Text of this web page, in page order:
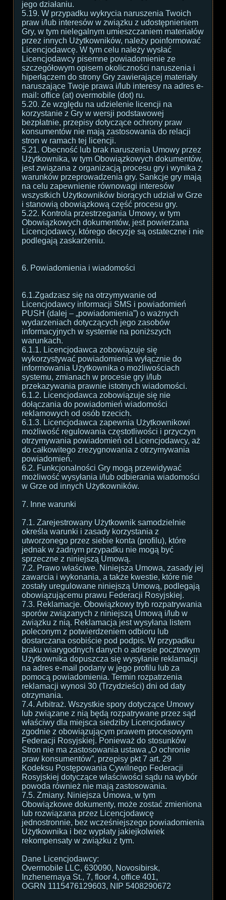
jego działaniu.
5.19. W przypadku wykrycia naruszenia Twoich
praw i/lub interesów w związku z udostępnieniem
Gry, w tym nielegalnym umieszczaniem materiałów
przez innych Użytkowników, należy poinformować
Licencjodawcę. W tym celu należy wysłać
Licencjodawcy pisemne powiadomienie ze
szczegółowym opisem okoliczności naruszenia i
hiperłączem do strony Gry zawierającej materiały
naruszające Twoje prawa i/lub interesy na adres e-
mail: office (at) overmobile (dot) ru.
5.20. Ze względu na udzielenie licencji na
korzystanie z Gry w wersji podstawowej
bezpłatnie, przepisy dotyczące ochrony praw
konsumentów nie mają zastosowania do relacji
stron w ramach tej licencji.
5.21. Obecność lub brak naruszenia Umowy przez
Użytkownika, w tym Obowiązkowych dokumentów,
jest związana z organizacją procesu gry i wynika z
warunków przeprowadzenia gry. Sankcje gry mają
na celu zapewnienie równowagi interesów
wszystkich Użytkowników biorących udział w Grze
i stanowią obowiązkową część procesu gry.
5.22. Kontrola przestrzegania Umowy, w tym
Obowiązkowych dokumentów, jest powierzana
Licencjodawcy, którego decyzje są ostateczne i nie
podlegają zaskarżeniu.
6. Powiadomienia i wiadomości
6.1.Zgadzasz się na otrzymywanie od
Licencjodawcy informacji SMS i powiadomień
PUSH (dalej – „powiadomienia”) o ważnych
wydarzeniach dotyczących jego zasobów
informacyjnych w systemie na poniższych
warunkach.
6.1.1. Licencjodawca zobowiązuje się
wykorzystywać powiadomienia wyłącznie do
informowania Użytkownika o możliwościach
systemu, zmianach w procesie gry i/lub
przekazywania prawnie istotnych wiadomości.
6.1.2. Licencjodawca zobowiązuje się nie
dołączania do powiadomień wiadomości
reklamowych od osób trzecich.
6.1.3. Licencjodawca zapewnia Użytkownikowi
możliwość regulowania częstotliwości i przyczyn
otrzymywania powiadomień od Licencjodawcy, aż
do całkowitego zrezygnowania z otrzymywania
powiadomień.
6.2. Funkcjonalności Gry mogą przewidywać
możliwość wysyłania i/lub odbierania wiadomości
w Grze od innych Użytkowników.
7. Inne warunki
7.1. Zarejestrowany Użytkownik samodzielnie
określa warunki i zasady korzystania z
utworzonego przez siebie konta (profilu), które
jednak w żadnym przypadku nie mogą być
sprzeczne z niniejszą Umową.
7.2. Prawo właściwe. Niniejsza Umowa, zasady jej
zawarcia i wykonania, a także kwestie, które nie
zostały uregulowane niniejszą Umową, podlegają
obowiązującemu prawu Federacji Rosyjskiej.
7.3. Reklamacje. Obowiązkowy tryb rozpatrywania
sporów związanych z niniejszą Umową i/lub w
związku z nią. Reklamacja jest wysyłana listem
poleconym z potwierdzeniem odbioru lub
dostarczana osobiście pod podpis. W przypadku
braku wiarygodnych danych o adresie pocztowym
Użytkownika dopuszcza się wysyłanie reklamacji
na adres e-mail podany w jego profilu lub za
pomocą powiadomienia. Termin rozpatrzenia
reklamacji wynosi 30 (Trzydzieści) dni od daty
otrzymania.
7.4. Arbitraż. Wszystkie spory dotyczące Umowy
lub związane z nią będą rozpatrywane przez sąd
właściwy dla miejsca siedziby Licencjodawcy
zgodnie z obowiązującym prawem procesowym
Federacji Rosyjskiej. Ponieważ do stosunków
Stron nie ma zastosowania ustawa „O ochronie
praw konsumentów”, przepisy pkt 7 art. 29
Kodeksu Postępowania Cywilnego Federacji
Rosyjskiej dotyczące właściwości sądu na wybór
powoda również nie mają zastosowania.
7.5. Zmiany. Niniejsza Umowa, w tym
Obowiązkowe dokumenty, może zostać zmieniona
lub rozwiązana przez Licencjodawcę
jednostronnie, bez wcześniejszego powiadomienia
Użytkownika i bez wypłaty jakiejkolwiek
rekompensaty w związku z tym.
Dane Licencjodawcy:
Overmobile LLC, 630090, Novosibirsk,
Inzhenernaya St., 7, floor 4, office 401,
OGRN 1115476129603, NIP 5408290672